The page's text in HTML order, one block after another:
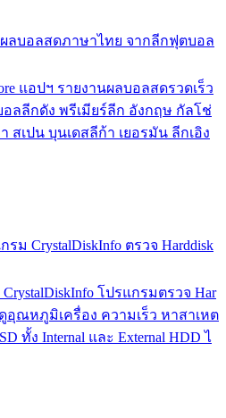
ผลบอลสดภาษาไทย จากลีกฟุตบอล
แอปฯ รายงานผลบอลสดรวดเร็ว
ลลีกดัง พรีเมียร์ลีก อังกฤษ กัลโช่
สเปน บุนเดสลีก้า เยอรมัน ลีกเอิง
รม CrystalDiskInfo ตรวจ Harddisk
โปรแกรมตรวจ Har
อุณหภูมิเครื่อง ความเร็ว หาสาเหต
ทั้ง Internal และ External HDD ไ